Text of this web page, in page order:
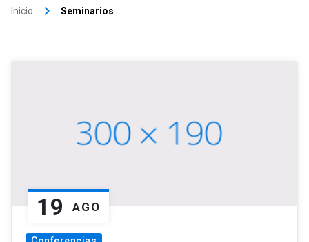
Inicio keyboard_arrow_right Seminarios
19 AGO